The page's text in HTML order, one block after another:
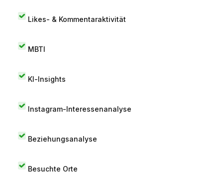
Likes- & Kommentaraktivität
MBTI
KI-Insights
Instagram-Interessenanalyse
Beziehungsanalyse
Besuchte Orte